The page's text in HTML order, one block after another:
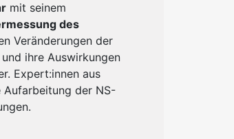
mit seinem
des
Veränderungen der
ihre Auswirkungen
Expert:innen aus
Aufarbeitung der NS-